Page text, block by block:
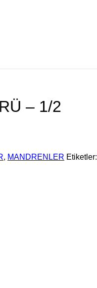
– 1/2
, MANDRENLER Etiketler: